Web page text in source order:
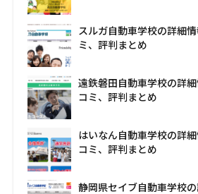
スルガ自動車学校の詳細
ミ、評判まとめ
遠鉄磐田自動車学校の詳
コミ、評判まとめ
はいなん自動車学校の詳
コミ、評判まとめ
静岡県セイブ自動車学校